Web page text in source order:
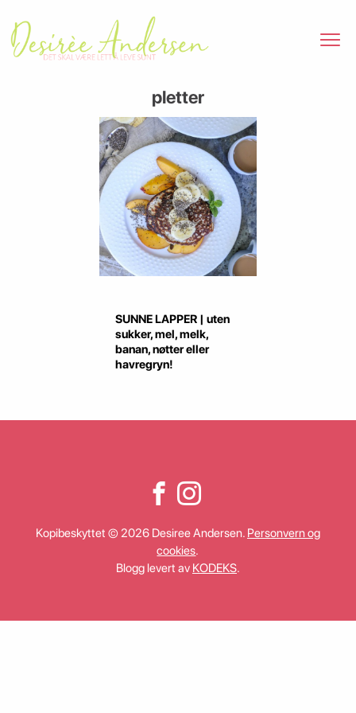
pletter
SUNNE LAPPER | uten
sukker, mel, melk,
banan, nøtter eller
havregryn!
Kopibeskyttet © 2026 Desiree Andersen. Personvern og
cookies.
Blogg levert av KODEKS.